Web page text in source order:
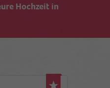
Hochzeit in